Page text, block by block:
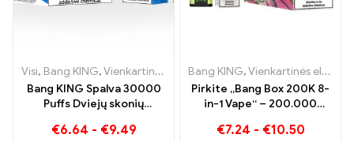
Visi, Bang KING,Vienkartinės elektroninės cigaretės Lietuva ,
Bang KING Spalva 30000
Puffs Dviejų skonių
Puikus mėlynių aviečių ir
€6.64 - €9.49
Bang KING,Vienkartinės elektroninės cigaretės
Pirkite „Bang Box 200K 8-
in-1 Vape“ – 200.000
€7.24 - €10.50